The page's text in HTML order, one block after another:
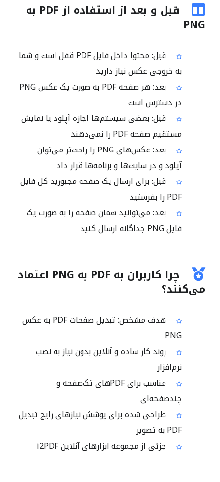
قبل و بعد از استفاده از PDF به
PNG
قبل: محتوا داخل فایل PDF قفل است و شما
به خروجی عکس نیاز دارید
بعد: هر صفحه PDF به صورت یک عکس PNG
در دسترس است
قبل: بعضی سیستم‌ها اجازه آپلود یا نمایش
مستقیم صفحه PDF را نمی‌دهند
بعد: عکس‌های PNG را راحت‌تر می‌توان
آپلود و در سایت‌ها و برنامه‌ها قرار داد
قبل: برای ارسال یک صفحه مجبورید کل فایل
PDF را بفرستید
بعد: می‌توانید همان صفحه را به صورت یک
فایل PNG جداگانه ارسال کنید
چرا کاربران به PDF به PNG اعتماد
می‌کنند؟
هدف مشخص: تبدیل صفحات PDF به عکس
PNG
روند کار ساده و آنلاین بدون نیاز به نصب
نرم‌افزار
مناسب برای PDFهای تک‌صفحه و
چندصفحه‌ای
طراحی شده برای پوشش نیازهای رایج تبدیل
PDF به تصویر
جزئی از مجموعه ابزارهای آنلاین i2PDF